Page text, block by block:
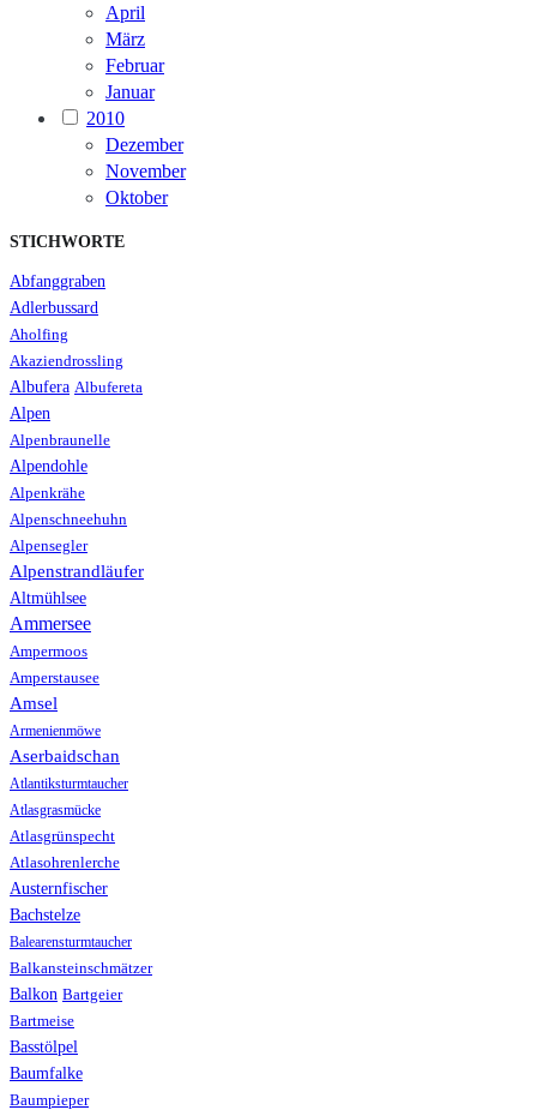
April
März
Februar
Januar
2010
Dezember
November
Oktober
STICHWORTE
Abfanggraben
Adlerbussard
Aholfing
Akaziendrossling
Albufera Albufereta
Alpen
Alpenbraunelle
Alpendohle
Alpenkrähe
Alpenschneehuhn
Alpensegler
Alpenstrandläufer
Altmühlsee
Ammersee
Ampermoos
Amperstausee
Amsel
Armenienmöwe
Aserbaidschan
Atlantiksturmtaucher
Atlasgrasmücke
Atlasgrünspecht
Atlasohrenlerche
Austernfischer
Bachstelze
Balearensturmtaucher
Balkansteinschmätzer
Balkon Bartgeier
Bartmeise
Basstölpel
Baumfalke
Baumpieper